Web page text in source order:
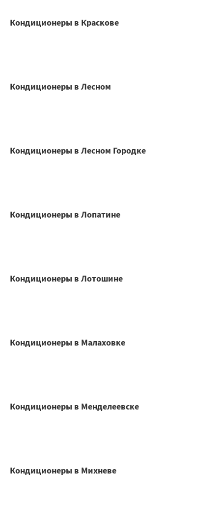
Кондиционеры в Краскове
Кондиционеры в Лесном
Кондиционеры в Лесном Городке
Кондиционеры в Лопатине
Кондиционеры в Лотошине
Кондиционеры в Малаховке
Кондиционеры в Менделеевске
Кондиционеры в Михневе